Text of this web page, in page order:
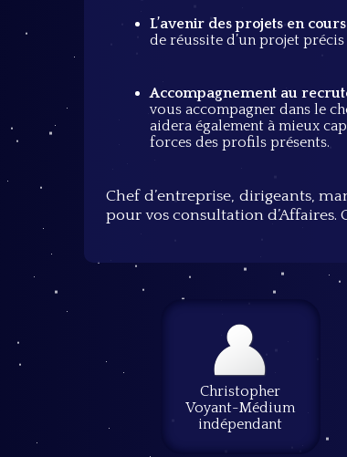
L’avenir des projets en cours
de réussite d’un projet
Accompagnement au
vous accompagner dans le
aidera également à mieux
forces des profils présents.
Chef d’entreprise, dirigeants,
pour vos consultation d’Affaires.
Christopher
Voyant-Médium
indépendant